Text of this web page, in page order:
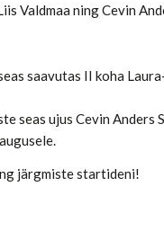
Valdmaa ning Cevin
saavutas II koha
seas ujus Cevin
järgmiste startideni!